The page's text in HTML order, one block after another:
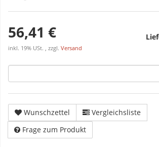
56,41 €
inkl. 19% USt. , zzgl. Versand
Wunschzettel
Vergleichsliste
Frage zum Produkt